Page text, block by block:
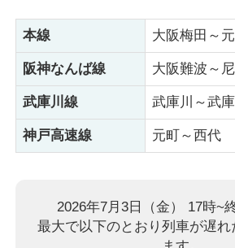
本線 大阪梅田～元
阪神なんば線 大阪難波～
武庫川線 武庫川～武
神戸高速線 元町～西代
2026年7月3日（金） 17時~
最大で以下のとおり列車が遅れ